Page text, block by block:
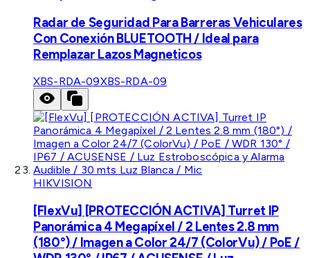
Radar de Seguridad Para Barreras Vehiculares
Con Conexión BLUETOOTH / Ideal para
Remplazar Lazos Magneticos
XBS-RDA-09XBS-RDA-09
HIKVISION
[FlexVu] [PROTECCIÓN ACTIVA] Turret IP
Panorámica 4 Megapíxel / 2 Lentes 2.8 mm
(180°) / Imagen a Color 24/7 (ColorVu) / PoE /